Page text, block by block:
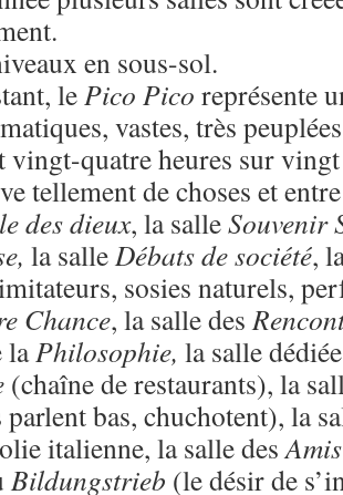
en sous-sol.
lePico Pico représente
vastes, très
vingt-quatre heures sur
tellement de choses et
des dieux, la salleSouvenir
la salleDébats de société,
sosies naturels,
Chance, la salle des
laPhilosophie, la salle
(chaîne de restaurants), la
parlent bas, chuchotent), la
italienne, la salle des
Bildungstrieb (le désir de